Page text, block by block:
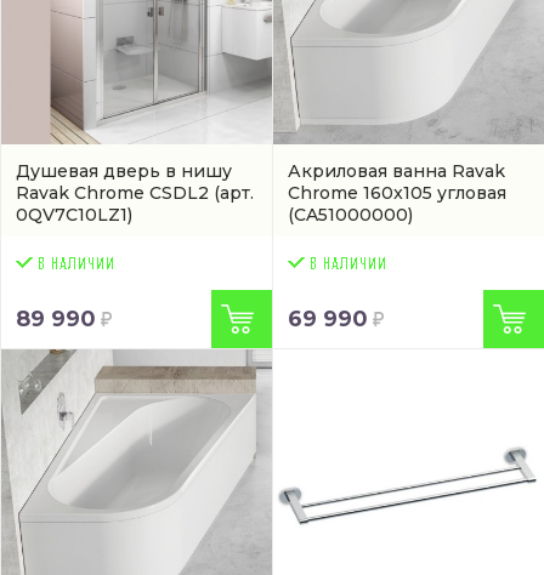
Душевая дверь в нишу
Ravak Chrome CSDL2 (арт.
0QV7C10LZ1)
89 990
Акриловая ванна Ravak
Chrome 160x105 угловая
(CA51000000)
69 990